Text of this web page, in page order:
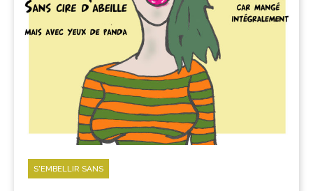
S'EMBELLIR SANS